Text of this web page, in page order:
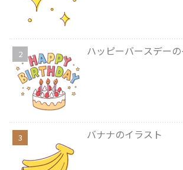
ハッピーバースデー
バナナのイラスト